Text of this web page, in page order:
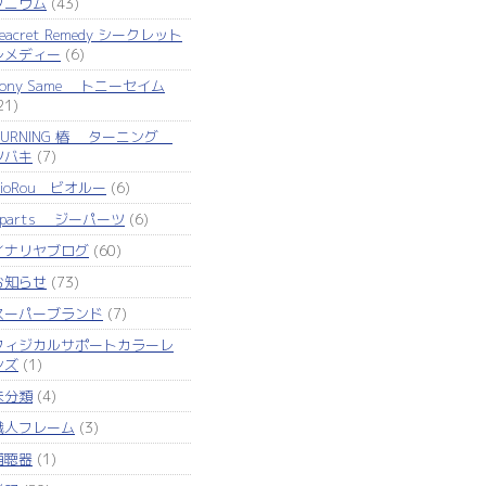
Remedy シークレット
メディー (6)
Same トニーセイム
椿 ターニング
バキ (7)
ビオルー (6)
ジーパーツ (6)
ナリヤブログ (60)
知らせ (73)
ーパーブランド (7)
ィジカルサポートカラーレ
ズ (1)
分類 (4)
人フレーム (3)
聴器 (1)